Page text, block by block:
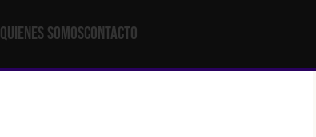
Quienes SomosContacto